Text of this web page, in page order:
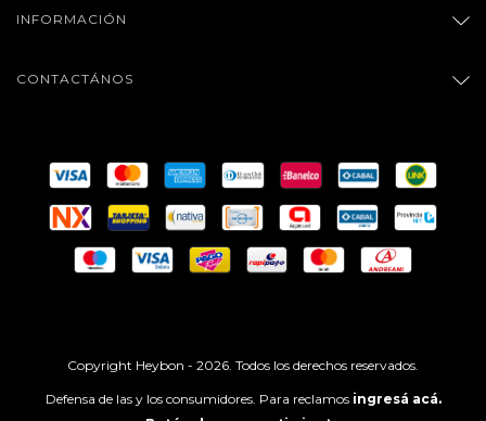
INFORMACIÓN
CONTACTÁNOS
Copyright Heybon - 2026. Todos los derechos reservados.
Defensa de las y los consumidores. Para reclamos ingresá acá.